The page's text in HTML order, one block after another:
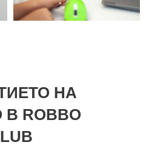
НА
ROBBO